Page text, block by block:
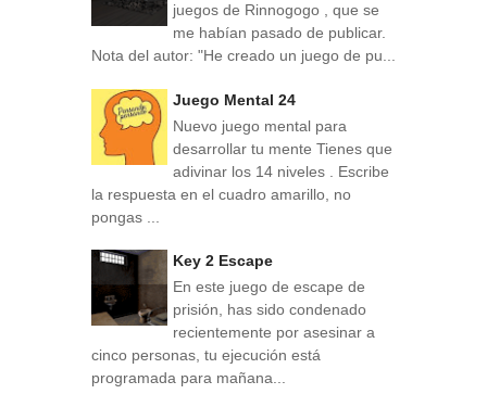
juegos de Rinnogogo , que se
me habían pasado de publicar.
Nota del autor: "He creado un juego de pu...
Juego Mental 24
Nuevo juego mental para
desarrollar tu mente Tienes que
adivinar los 14 niveles . Escribe
la respuesta en el cuadro amarillo, no
pongas ...
Key 2 Escape
En este juego de escape de
prisión, has sido condenado
recientemente por asesinar a
cinco personas, tu ejecución está
programada para mañana...